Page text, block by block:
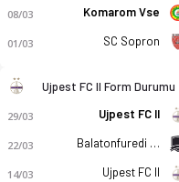
08/03 Komarom Vse
01/03 SC Sopron
Ujpest FC II Form Durumu
29/03 Ujpest FC II
22/03 Balatonfuredi FC
14/03 Ujpest FC II